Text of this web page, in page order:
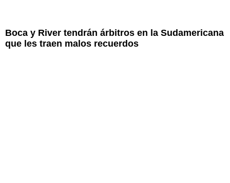
Boca y River tendrán árbitros en la Sudamericana
que les traen malos recuerdos